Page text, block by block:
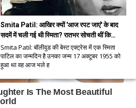
Smita Patil: आखिर क्यों 'आज रपट जाएं' के बाद
सदमें में चली गई थी स्मिता? रातभर सोचती थीं कि…
Smita Patil: बॉलीवुड की बेस्ट एक्ट्रेस में एक स्मिता
पाटिल का जन्मदिन है उनका जन्म 17 अक्टूबर 1955 को
हुआ था वह आज भले ह